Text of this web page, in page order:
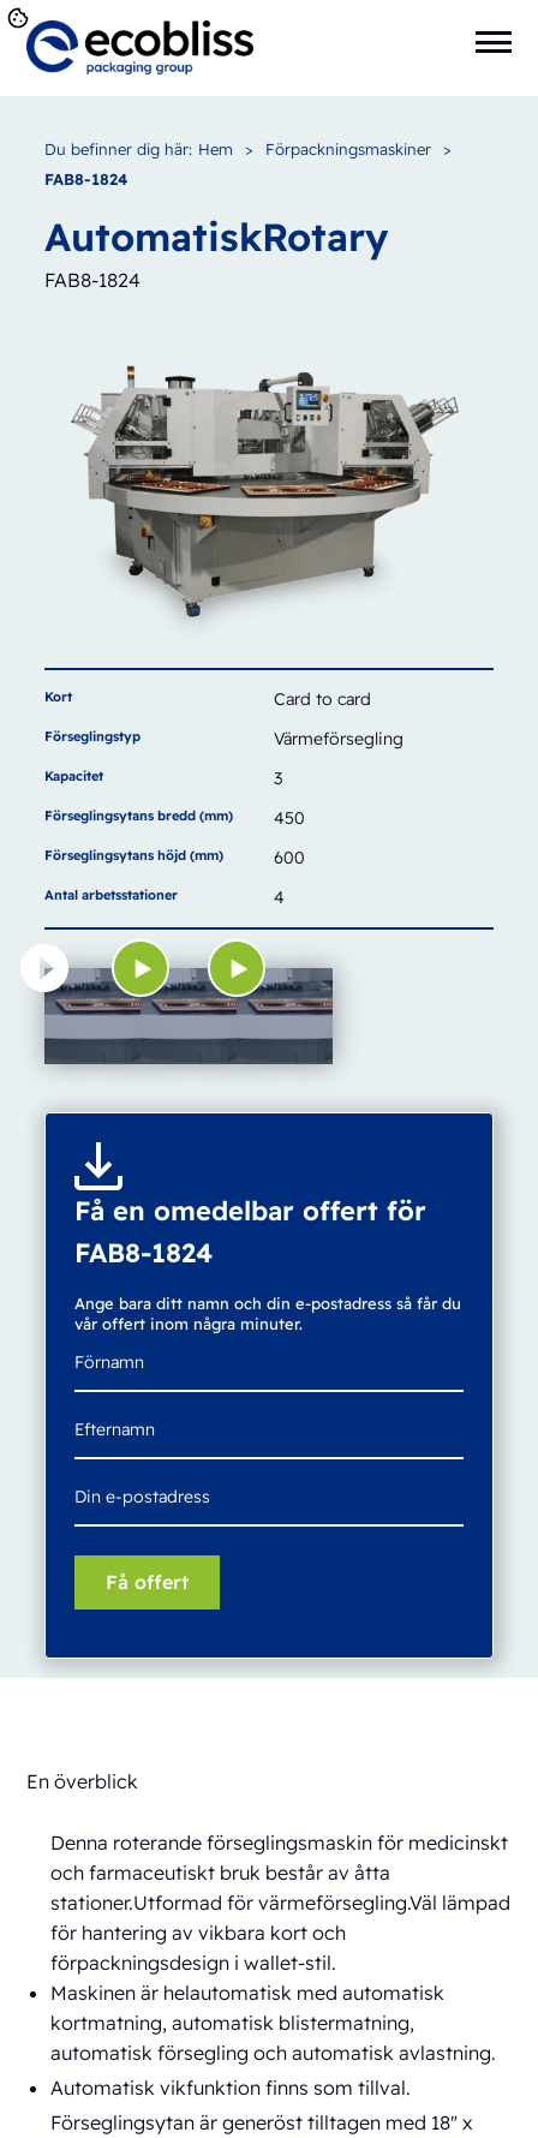
Du befinner dig här: Hem > Förpackningsmaskiner
>
FAB8-1824
AutomatiskRotary
FAB8-1824
Kort Card to card
Förseglingstyp Värmeförsegling
Kapacitet 3
Förseglingsytans bredd (mm) 450
Förseglingsytans höjd (mm) 600
Antal arbetsstationer 4
Få en omedelbar offert för
FAB8-1824
Ange bara ditt namn och din e-postadress så får du
vår offert inom några minuter.
En överblick
Denna roterande förseglingsmaskin för medicinskt
och farmaceutiskt bruk består av åtta
stationer.Utformad för värmeförsegling.Väl lämpad
för hantering av vikbara kort och
förpackningsdesign i wallet-stil.
Maskinen är helautomatisk med automatisk
kortmatning, automatisk blistermatning,
automatisk försegling och automatisk avlastning.
Automatisk vikfunktion finns som tillval.
Förseglingsytan är generöst tilltagen med 18" x